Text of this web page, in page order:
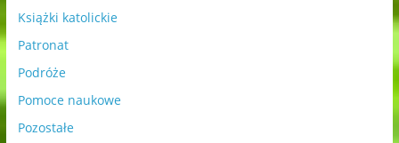
Książki katolickie
Patronat
Podróże
Pomoce naukowe
Pozostałe